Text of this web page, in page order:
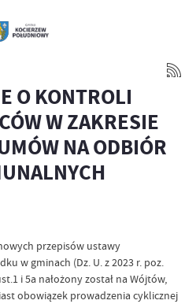
O KONTROLI
W ZAKRESIE
NA ODBIÓR
przepisów ustawy
w gminach (Dz. U. z 2023 r. poz.
i 5a nałożony został na Wójtów,
obowiązek prowadzenia cyklicznej